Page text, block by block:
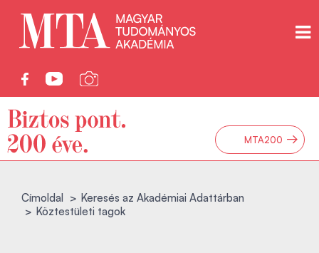
MTA200 →
Címoldal
Keresés az Akadémiai Adattárban
Köztestületi tagok